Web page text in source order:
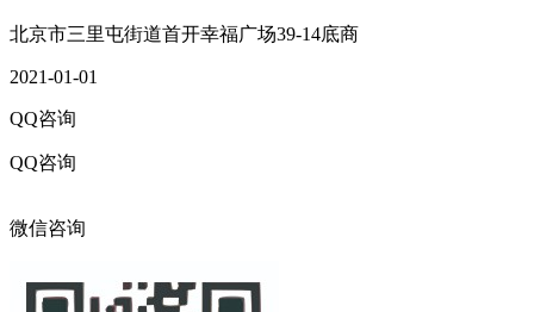
北京市三里屯街道首开幸福广场39-14底商
2021-01-01
QQ咨询
QQ咨询
微信咨询